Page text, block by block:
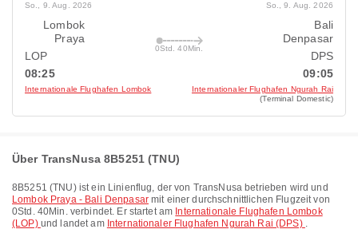
So., 9. Aug. 2026
Lombok
Praya
LOP
08:25
Internationale Flughafen Lombok
0Std. 40Min.
So., 9. Aug. 2026
Bali
Denpasar
DPS
09:05
Internationaler Flughafen Ngurah Rai
(Terminal Domestic)
Über TransNusa 8B5251 (TNU)
8B5251 (TNU) ist ein Linienflug, der von TransNusa betrieben wird und
Lombok Praya - Bali Denpasarmit einer durchschnittlichen Flugzeit von
0Std. 40Min.verbindet. Er startet am Internationale Flughafen Lombok
(LOP) und landet am Internationaler Flughafen Ngurah Rai (DPS) .